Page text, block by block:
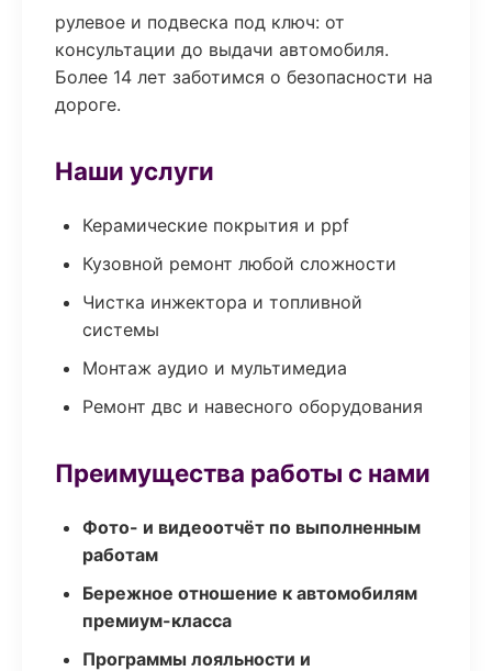
рулевое и подвеска под ключ: от
консультации до выдачи автомобиля.
Более 14 лет заботимся о безопасности на
дороге.
Наши услуги
Керамические покрытия и ppf
Кузовной ремонт любой сложности
Чистка инжектора и топливной
системы
Монтаж аудио и мультимедиа
Ремонт двс и навесного оборудования
Преимущества работы с нами
Фото- и видеоотчёт по выполненным
работам
Бережное отношение к автомобилям
премиум-класса
Программы лояльности и